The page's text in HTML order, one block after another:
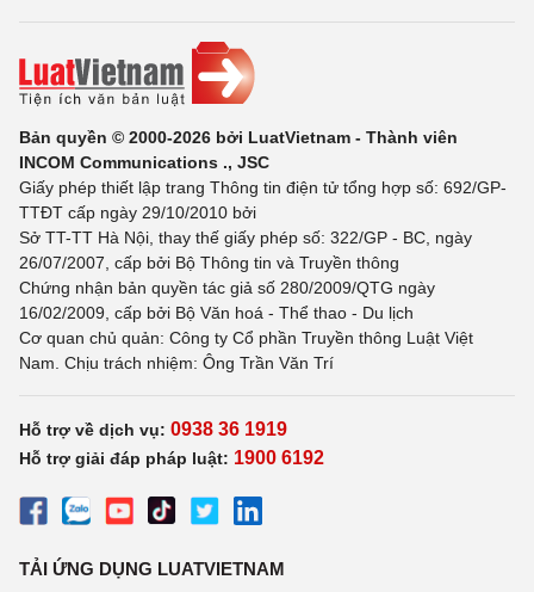
Bản quyền © 2000-2026 bởi LuatVietnam - Thành viên
INCOM Communications ., JSC
Giấy phép thiết lập trang Thông tin điện tử tổng hợp số: 692/GP-
TTĐT cấp ngày 29/10/2010 bởi
Sở TT-TT Hà Nội, thay thế giấy phép số: 322/GP - BC, ngày
26/07/2007, cấp bởi Bộ Thông tin và Truyền thông
Chứng nhận bản quyền tác giả số 280/2009/QTG ngày
16/02/2009, cấp bởi Bộ Văn hoá - Thể thao - Du lịch
Cơ quan chủ quản: Công ty Cổ phần Truyền thông Luật Việt
Nam. Chịu trách nhiệm: Ông Trần Văn Trí
Hỗ trợ về dịch vụ: 0938 36 1919
Hỗ trợ giải đáp pháp luật: 1900 6192
TẢI ỨNG DỤNG LUATVIETNAM